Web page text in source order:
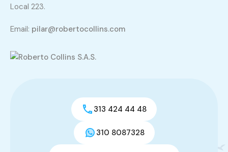
Local 223.
Email: pilar@robertocollins.com
313 424 44 48
310 8087328